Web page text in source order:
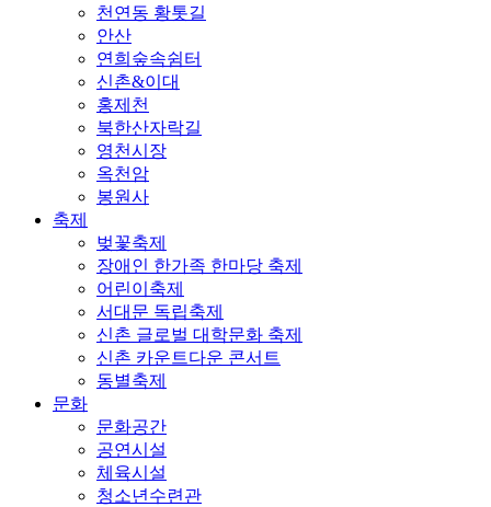
천연동 황톳길
안산
연희숲속쉼터
신촌&이대
홍제천
북한산자락길
영천시장
옥천암
봉원사
축제
벚꽃축제
장애인 한가족 한마당 축제
어린이축제
서대문 독립축제
신촌 글로벌 대학문화 축제
신촌 카운트다운 콘서트
동별축제
문화
문화공간
공연시설
체육시설
청소년수련관